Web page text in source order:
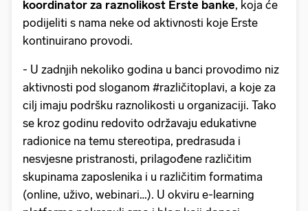
koordinator za raznolikost Erste banke, koja će
podijeliti s nama neke od aktivnosti koje Erste
kontinuirano provodi.
- U zadnjih nekoliko godina u banci provodimo niz
aktivnosti pod sloganom #različitoplavi, a koje za
cilj imaju podršku raznolikosti u organizaciji. Tako
se kroz godinu redovito održavaju edukativne
radionice na temu stereotipa, predrasuda i
nesvjesne pristranosti, prilagođene različitim
skupinama zaposlenika i u različitim formatima
(online, uživo, webinari…). U okviru e-learning